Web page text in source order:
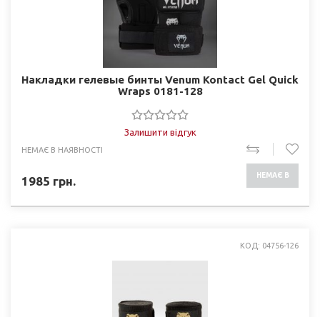
Накладки гелевые бинты Venum Kontact Gel Quick
Wraps 0181-128
Залишити відгук
НЕМАЄ В НАЯВНОСТІ
1985 грн. НЕМАЄ В
КОД: 04756-126